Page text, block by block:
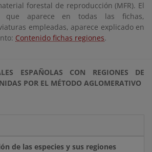
forestal de reproducción (MFR). El
que aparece en todas las fichas,
empleadas, aparece explicado en
Contenido fichas regiones.
ESPAÑOLAS CON REGIONES DE
POR EL MÉTODO AGLOMERATIVO
de las especies y sus regiones